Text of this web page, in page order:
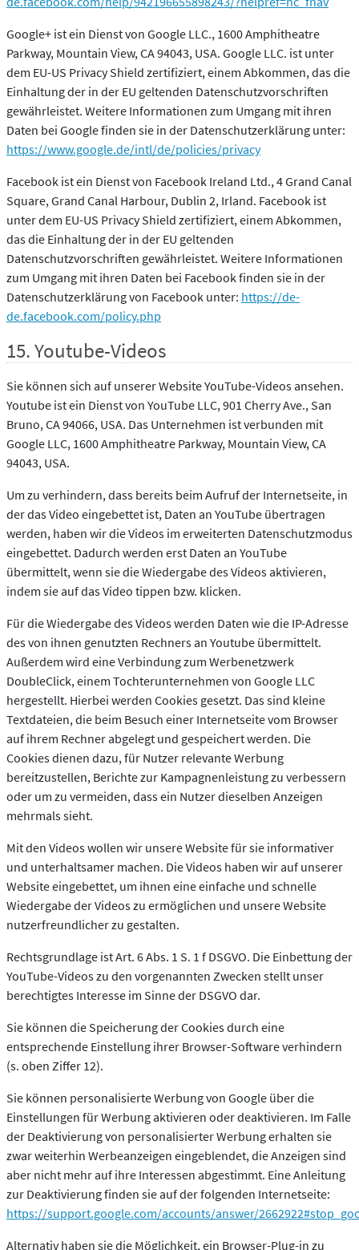
Google+ ist ein Dienst von Google LLC., 1600 Amphitheatre
Parkway, Mountain View, CA 94043, USA. Google LLC. ist unter
dem EU-US Privacy Shield zertifiziert, einem Abkommen, das die
Einhaltung der in der EU geltenden Datenschutzvorschriften
gewährleistet. Weitere Informationen zum Umgang mit ihren
Daten bei Google finden sie in der Datenschutzerklärung unter:
https://www.google.de/intl/de/policies/privacy
Facebook ist ein Dienst von Facebook Ireland Ltd., 4 Grand Canal
Square, Grand Canal Harbour, Dublin 2, Irland. Facebook ist
unter dem EU-US Privacy Shield zertifiziert, einem Abkommen,
das die Einhaltung der in der EU geltenden
Datenschutzvorschriften gewährleistet. Weitere Informationen
zum Umgang mit ihren Daten bei Facebook finden sie in der
Datenschutzerklärung von Facebook unter: https://de-
de.facebook.com/policy.php
15. Youtube-Videos
Sie können sich auf unserer Website YouTube-Videos ansehen.
Youtube ist ein Dienst von YouTube LLC, 901 Cherry Ave., San
Bruno, CA 94066, USA. Das Unternehmen ist verbunden mit
Google LLC, 1600 Amphitheatre Parkway, Mountain View, CA
94043, USA.
Um zu verhindern, dass bereits beim Aufruf der Internetseite, in
der das Video eingebettet ist, Daten an YouTube übertragen
werden, haben wir die Videos im erweiterten Datenschutzmodus
eingebettet. Dadurch werden erst Daten an YouTube
übermittelt, wenn sie die Wiedergabe des Videos aktivieren,
indem sie auf das Video tippen bzw. klicken.
Für die Wiedergabe des Videos werden Daten wie die IP-Adresse
des von ihnen genutzten Rechners an Youtube übermittelt.
Außerdem wird eine Verbindung zum Werbenetzwerk
DoubleClick, einem Tochterunternehmen von Google LLC
hergestellt. Hierbei werden Cookies gesetzt. Das sind kleine
Textdateien, die beim Besuch einer Internetseite vom Browser
auf ihrem Rechner abgelegt und gespeichert werden. Die
Cookies dienen dazu, für Nutzer relevante Werbung
bereitzustellen, Berichte zur Kampagnenleistung zu verbessern
oder um zu vermeiden, dass ein Nutzer dieselben Anzeigen
mehrmals sieht.
Mit den Videos wollen wir unsere Website für sie informativer
und unterhaltsamer machen. Die Videos haben wir auf unserer
Website eingebettet, um ihnen eine einfache und schnelle
Wiedergabe der Videos zu ermöglichen und unsere Website
nutzerfreundlicher zu gestalten.
Rechtsgrundlage ist Art. 6 Abs. 1 S. 1 f DSGVO. Die Einbettung der
YouTube-Videos zu den vorgenannten Zwecken stellt unser
berechtigtes Interesse im Sinne der DSGVO dar.
Sie können die Speicherung der Cookies durch eine
entsprechende Einstellung ihrer Browser-Software verhindern
(s. oben Ziffer 12).
Sie können personalisierte Werbung von Google über die
Einstellungen für Werbung aktivieren oder deaktivieren. Im Falle
der Deaktivierung von personalisierter Werbung erhalten sie
zwar weiterhin Werbeanzeigen eingeblendet, die Anzeigen sind
aber nicht mehr auf ihre Interessen abgestimmt. Eine Anleitung
zur Deaktivierung finden sie auf der folgenden Internetseite:
https://support.google.com/accounts/answer/
Alternativ haben sie die Möglichkeit, ein Browser-Plug-in zu